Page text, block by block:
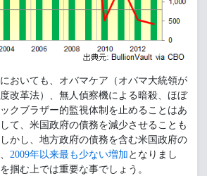
おいても、オバマケア（オバマ大統領が
改革法）、無人偵察機による暗殺、ほぼ
クブラザー的監視体制を止めることはあ
て、米国政府の債務を減少させることも
かし、地方政府の債務を含む米国政府の
2009年以来最も少ない増加 となりまし
掴む上では重要な事でしょう。